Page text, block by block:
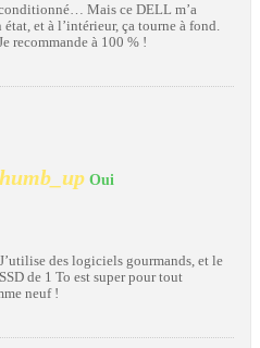
Mais ce DELL m’a
et à l’intérieur, ça tourne à fond.
recommande à 100 % !
Oui
des logiciels gourmands, et le
de 1 To est super pour tout
neuf !